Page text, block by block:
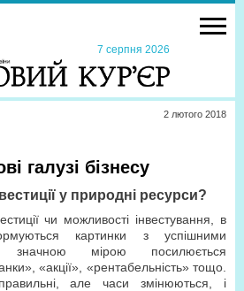
7 серпня 2026
2 лютого 2018
галузі бізнесу
у природні ресурси?
чи можливості інвестування, в
картинки з успішними
значною мірою посилюється
«акції», «рентабельність» тощо.
але часи змінюються, і